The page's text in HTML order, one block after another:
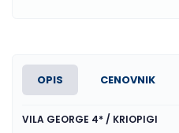
OPIS CENOVNIK
VILA GEORGE 4* / KRIOPIGI